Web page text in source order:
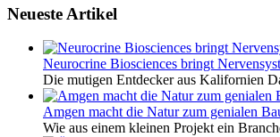
Neueste Artikel
Neurocrine Biosciences bringt
Die mutigen Entdecker aus Kalifornien
Amgen macht die Natur zum genialen
Wie aus einem kleinen Projekt ein